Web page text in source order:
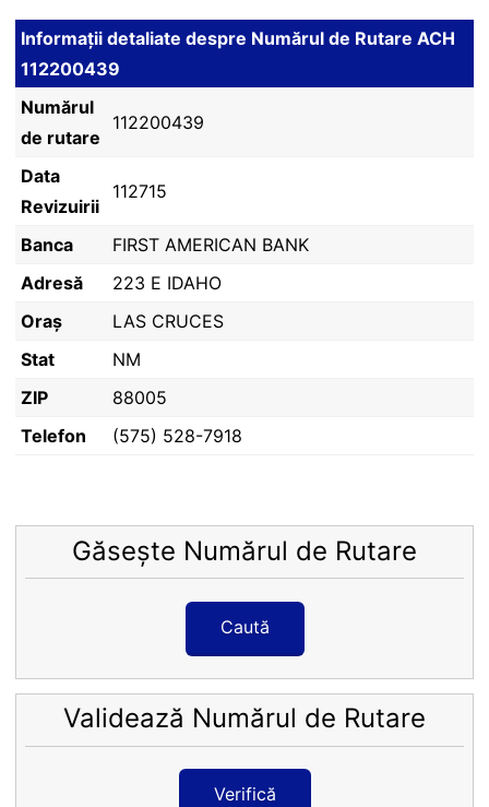
Informații detaliate despre Numărul de Rutare ACH
112200439
Numărul
de rutare
112200439
Data
Revizuirii
112715
Banca
FIRST AMERICAN BANK
Adresă
223 E IDAHO
Oraș
LAS CRUCES
Stat
NM
ZIP
88005
Telefon
(575) 528-7918
Găsește Numărul de Rutare
Caută
Validează Numărul de Rutare
Verifică